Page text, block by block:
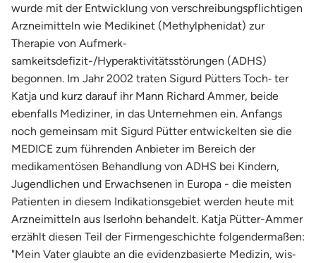
wurde mit der Entwicklung von verschreibungspflichtigen
Arzneimitteln wie Medikinet (Methylphenidat) zur
Therapie von Aufmerk‐
samkeitsdefizit-/Hyperaktivitätsstörungen (ADHS)
begonnen. Im Jahr 2002 traten Sigurd Pütters Toch‐ ter
Katja und kurz darauf ihr Mann Richard Ammer, beide
ebenfalls Mediziner, in das Unternehmen ein. Anfangs
noch gemeinsam mit Sigurd Pütter entwickelten sie die
MEDICE zum führenden Anbieter im Bereich der
medikamentösen Behandlung von ADHS bei Kindern,
Jugendlichen und Erwachsenen in Europa - die meisten
Patienten in diesem Indikationsgebiet werden heute mit
Arzneimitteln aus Iserlohn behandelt. Katja Pütter-Ammer
erzählt diesen Teil der Firmengeschichte folgendermaßen:
"Mein Vater glaubte an die evidenzbasierte Medizin, wis‐